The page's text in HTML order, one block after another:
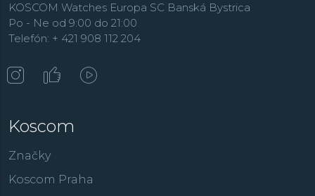
KOSCOM Watches Europa SC Banská Bystrica
Po - Ne od 9:00 do 21:00
Telefón: + 421 908 112 204
Koscom
Značky
Koscom Praha